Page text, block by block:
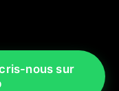
nous sur